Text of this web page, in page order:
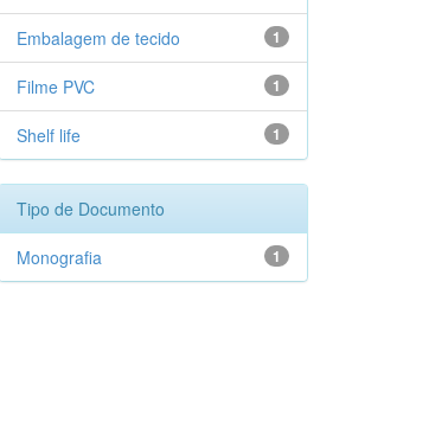
1
Embalagem de tecido
1
Filme PVC
1
Shelf life
Tipo de Documento
1
Monografia